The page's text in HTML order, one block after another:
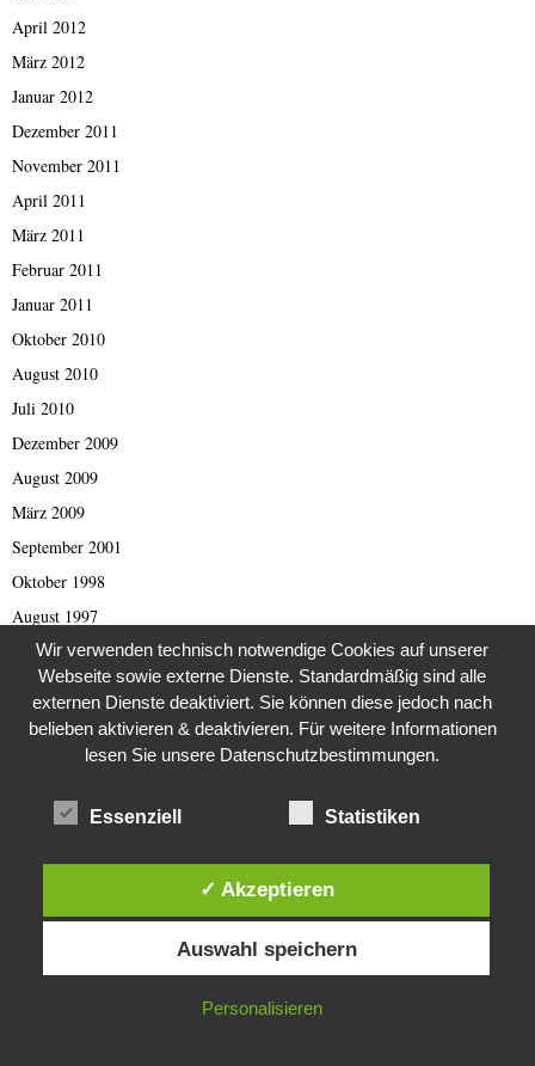
April 2012
März 2012
Januar 2012
Dezember 2011
November 2011
April 2011
März 2011
Februar 2011
Januar 2011
Oktober 2010
August 2010
Juli 2010
Dezember 2009
August 2009
März 2009
September 2001
Oktober 1998
August 1997
April 1993
Februar 1993
September 1989
Februar 1982
Dezember 1981
Diese Website verwendet Cookies. Durch die weitere Nutzung dieser
Website stimmst du der Verwendung von Cookies zu.
IN ORDNUNG
Wir verwenden technisch notwendige Cookies auf unserer
Webseite sowie externe Dienste. Standardmäßig sind alle
externen Dienste deaktiviert. Sie können diese jedoch nach
belieben aktivieren & deaktivieren. Für weitere Informationen
lesen Sie unsere Datenschutzbestimmungen.
Essenziell Statistiken
✓ Akzeptieren
Auswahl speichern
Personalisieren